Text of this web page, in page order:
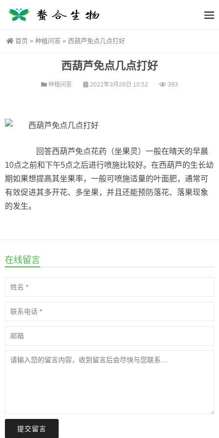
首页 » 种植问答 » 西葫芦免点几点打好
西葫芦免点几点打好
种植问答 2022年3月28日 10:52 393
回答西葫芦免点花药（坐果灵）一般在晴天的早晨
10点之前和下午5点之后进行喷施比较好。在西葫芦的生长幼
期如果想提高其坐果率，一般可喷施适量的叶面肥，通常可
有效促进其多开花、多坐果，并且还能预防落花、落果现象
的发生。
在线留言
提交留言